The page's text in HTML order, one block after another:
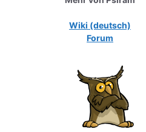
Wiki (deutsch)
Forum